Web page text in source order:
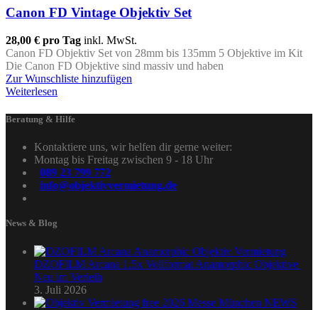
Canon FD Vintage Objektiv Set
28,00 € pro Tag inkl. MwSt.
Canon FD Objektiv Set von 28mm bis 135mm 5 Objektive im Kit
Die Canon FD Objektive sind massiv und haben
Zur Wunschliste hinzufügen
Weiterlesen
Beratung & Hilfe
Kontaktiere uns, wir helfen dir gerne weiter:
Montag bis Freitag zwischen 9 - 18 Uhr
089 23 799 772
info@objektivvermietung.de
News & Blog
DZOFILM Arcana 1.5x Vollformat Anamorphic Objektive |
Neu im Verleih
3. Juli 2026